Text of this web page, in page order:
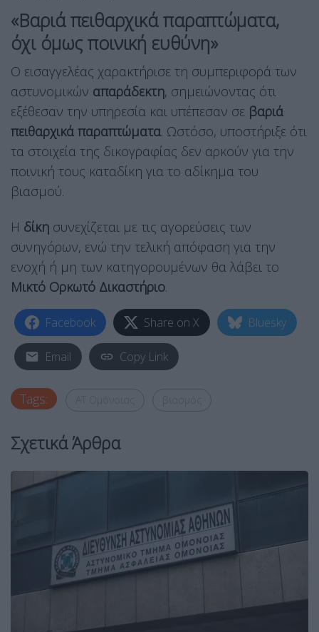
«Βαριά πειθαρχικά παραπτώματα,
όχι όμως ποινική ευθύνη»
Ο εισαγγελέας χαρακτήρισε τη συμπεριφορά των
αστυνομικών απαράδεκτη, σημειώνοντας ότι
εξέθεσαν την υπηρεσία και υπέπεσαν σε βαριά
πειθαρχικά παραπτώματα. Ωστόσο, υποστήριξε ότι
τα στοιχεία της δικογραφίας δεν αρκούν για την
ποινική τους καταδίκη για το αδίκημα του
βιασμού.
Η δίκη συνεχίζεται με τις αγορεύσεις των
συνηγόρων, ενώ την τελική απόφαση για την
ενοχή ή μη των κατηγορουμένων θα λάβει το
Μικτό Ορκωτό Δικαστήριο.
Facebook Share on X Bluesky
Email Copy Link
Tags:
Σχετικά Άρθρα